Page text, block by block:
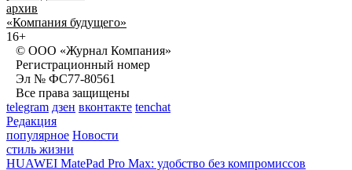
архив
«Компания будущего»
16+
© ООО «Журнал Компания»
Регистрационный номер
Эл № ФС77-80561
Все права защищены
telegram дзен вконтакте tenchat
Редакция
популярное Новости
стиль жизни
HUAWEI MatePad Pro Max: удобство без компромиссов